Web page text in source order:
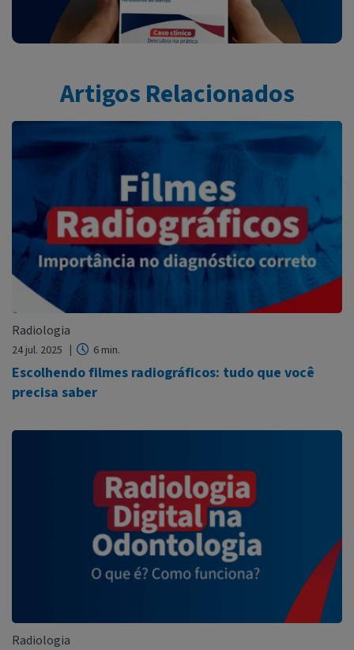
Artigos Relacionados
Radiologia
24 jul. 2025 6 min.
Escolhendo filmes radiográficos: tudo que você
precisa saber
Radiologia